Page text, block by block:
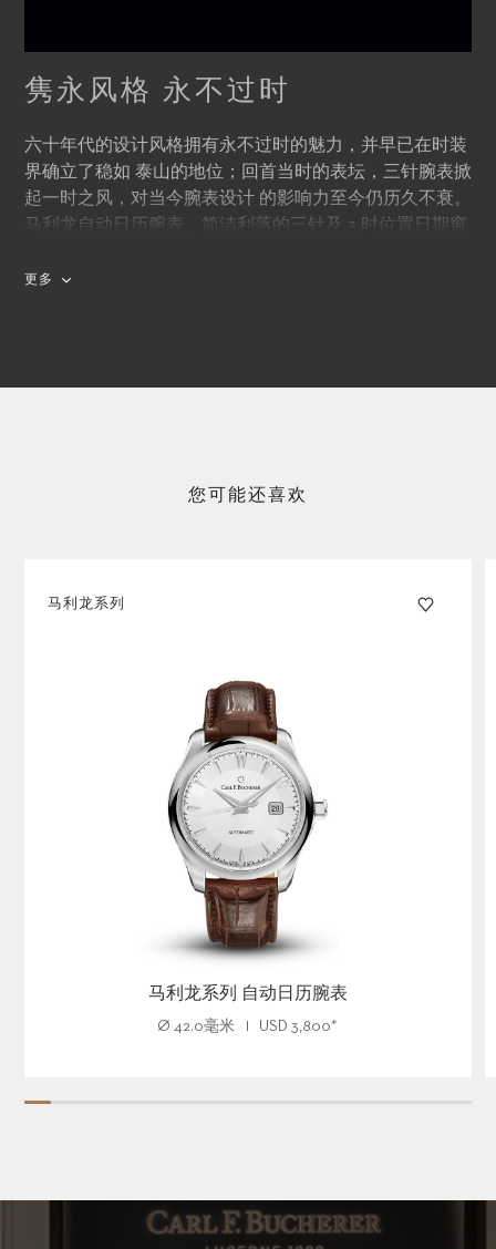
隽永风格 永不过时
六十年代的设计风格拥有永不过时的魅力，并早已在时装
界确立了稳如 泰山的地位；回首当时的表坛，三针腕表掀
起一时之风，对当今腕表设计 的影响力至今仍历久不衰。
马利龙自动日历腕表，简洁利落的三针及 3 时位置日期窗
年代腕表设计神韵。 此腕表是简洁典雅的精密时计。
更多
您可能还喜欢
马利龙系列
马利龙系列 自动日历腕表
Ø 42.0毫米 USD 3,800*